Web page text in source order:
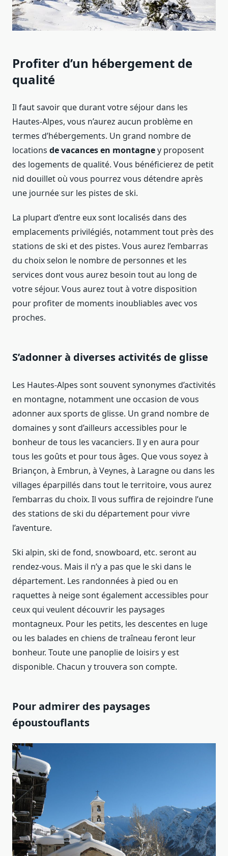
Profiter d’un hébergement de
qualité
Il faut savoir que durant votre séjour dans les
Hautes-Alpes, vous n’aurez aucun problème en
termes d’hébergements. Un grand nombre de
locations de vacances en montagney proposent
des logements de qualité. Vous bénéficierez de petit
nid douillet où vous pourrez vous détendre après
une journée sur les pistes de ski.
La plupart d’entre eux sont localisés dans des
emplacements privilégiés, notamment tout près des
stations de ski et des pistes. Vous aurez l’embarras
du choix selon le nombre de personnes et les
services dont vous aurez besoin tout au long de
votre séjour. Vous aurez tout à votre disposition
pour profiter de moments inoubliables avec vos
proches.
S’adonner à diverses activités de glisse
Les Hautes-Alpes sont souvent synonymes d’activités
en montagne, notamment une occasion de vous
adonner aux sports de glisse. Un grand nombre de
domaines y sont d’ailleurs accessibles pour le
bonheur de tous les vacanciers. Il y en aura pour
tous les goûts et pour tous âges. Que vous soyez à
Briançon, à Embrun, à Veynes, à Laragne ou dans les
villages éparpillés dans tout le territoire, vous aurez
l’embarras du choix. Il vous suffira de rejoindre l’une
des stations de ski du département pour vivre
l’aventure.
Ski alpin, ski de fond, snowboard, etc. seront au
rendez-vous. Mais il n’y a pas que le ski dans le
département. Les randonnées à pied ou en
raquettes à neige sont également accessibles pour
ceux qui veulent découvrir les paysages
montagneux. Pour les petits, les descentes en luge
ou les balades en chiens de traîneau feront leur
bonheur. Toute une panoplie de loisirs y est
disponible. Chacun y trouvera son compte.
Pour admirer des paysages
époustouflants